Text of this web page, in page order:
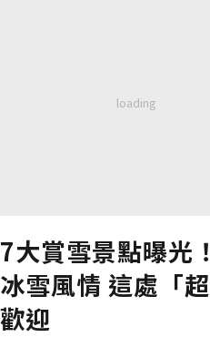
7大賞雪景點曝光
冰雪風情 這處「
歡迎